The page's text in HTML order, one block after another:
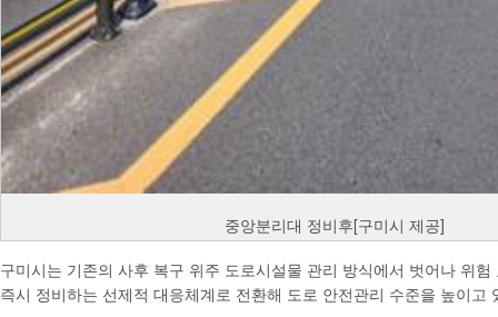
중앙분리대 정비후[구미시 제공]
구미시는 기존의 사후 복구 위주 도로시설물 관리 방식에서 벗어나 위
즉시 정비하는 선제적 대응체계로 전환해 도로 안전관리 수준을 높이고